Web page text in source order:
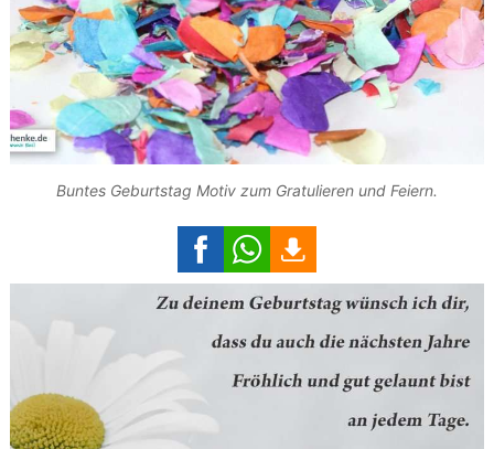
Buntes Geburtstag Motiv zum Gratulieren und Feiern.